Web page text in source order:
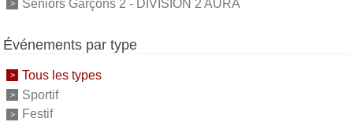
Seniors Garçons 2 - DIVISION 2 AURA
Événements par type
Tous les types
Sportif
Festif